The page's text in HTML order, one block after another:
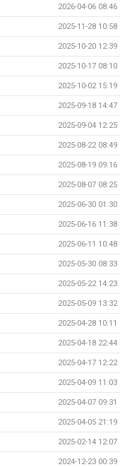
2026-04-06 08:46
2025-11-28 10:58
2025-10-20 12:39
2025-10-17 08:10
2025-10-02 15:19
2025-09-18 14:47
2025-09-04 12:25
2025-08-22 08:49
2025-08-19 09:16
2025-08-07 08:25
2025-06-30 01:30
2025-06-16 11:38
2025-06-11 10:48
2025-05-30 08:33
2025-05-22 14:23
2025-05-09 13:32
2025-04-28 10:11
2025-04-18 22:44
2025-04-17 12:22
2025-04-09 11:03
2025-04-07 09:31
2025-04-05 21:19
2025-02-14 12:07
2024-12-23 00:39